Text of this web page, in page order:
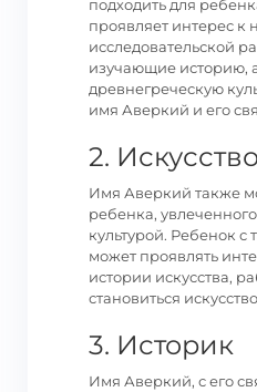
подходить для
проявляет интерес к
исследовательской
изучающие историю,
древнегреческую
имя Аверкий и его
2.
Имя Аверкий также
ребенка,
культурой. Ребенок
может проявлять
истории искусства,
становиться
3. Историк
Имя Аверкий, с его